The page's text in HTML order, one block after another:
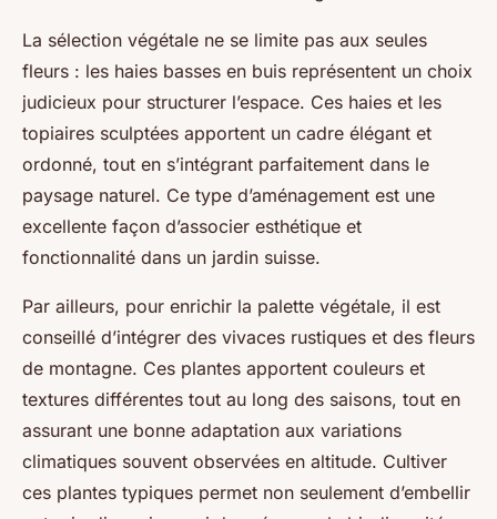
La sélection végétale ne se limite pas aux seules
fleurs : les haies basses en buis représentent un choix
judicieux pour structurer l’espace. Ces haies et les
topiaires sculptées apportent un cadre élégant et
ordonné, tout en s’intégrant parfaitement dans le
paysage naturel. Ce type d’aménagement est une
excellente façon d’associer esthétique et
fonctionnalité dans un jardin suisse.
Par ailleurs, pour enrichir la palette végétale, il est
conseillé d’intégrer des vivaces rustiques et des fleurs
de montagne. Ces plantes apportent couleurs et
textures différentes tout au long des saisons, tout en
assurant une bonne adaptation aux variations
climatiques souvent observées en altitude. Cultiver
ces plantes typiques permet non seulement d’embellir